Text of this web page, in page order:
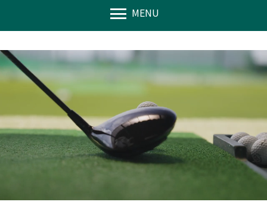
menu MENU